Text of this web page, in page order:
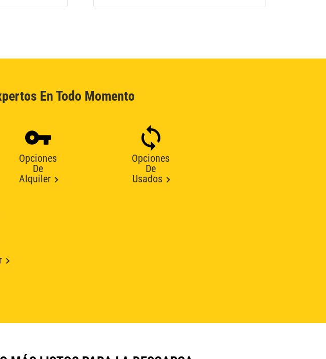
En Todo Momento
Opciones
De
Alquiler
Opciones
De
Usados